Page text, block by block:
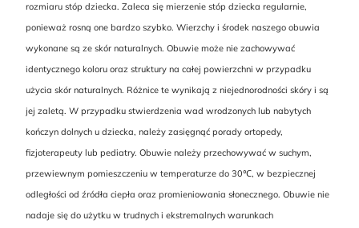
rozmiaru stóp dziecka. Zaleca się mierzenie stóp dziecka regularnie,
ponieważ rosną one bardzo szybko. Wierzchy i środek naszego obuwia
wykonane są ze skór naturalnych. Obuwie może nie zachowywać
identycznego koloru oraz struktury na całej powierzchni w przypadku
użycia skór naturalnych. Różnice te wynikają z niejednorodności skóry i są
jej zaletą. W przypadku stwierdzenia wad wrodzonych lub nabytych
kończyn dolnych u dziecka, należy zasięgnąć porady ortopedy,
fizjoterapeuty lub pediatry. Obuwie należy przechowywać w suchym,
przewiewnym pomieszczeniu w temperaturze do 30℃, w bezpiecznej
odległości od źródła ciepła oraz promieniowania słonecznego. Obuwie nie
nadaje się do użytku w trudnych i ekstremalnych warunkach